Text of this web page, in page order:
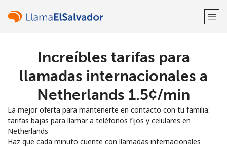
¡Bienvenido!
Regístrate con
Increíbles tarifas para
llamadas internacionales a
Netherlands ⁦1.5¢⁩/min
La mejor oferta para mantenerte en contacto con tu familia:
tarifas bajas para llamar a teléfonos fijos y celulares en
Netherlands
Haz que cada minuto cuente con llamadas internacionales